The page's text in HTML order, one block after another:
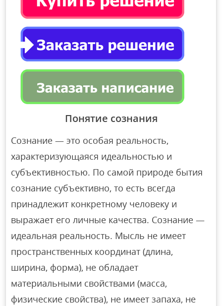
Понятие сознания
Сознание — это особая реальность,
характеризующаяся идеальностью и
субъективностью. По самой природе бытия
сознание субъективно, то есть всегда
принадлежит конкретному человеку и
выражает его личные качества. Сознание —
идеальная реальность. Мысль не имеет
пространственных координат (длина,
ширина, форма), не обладает
материальными свойствами (масса,
физические свойства), не имеет запаха, не